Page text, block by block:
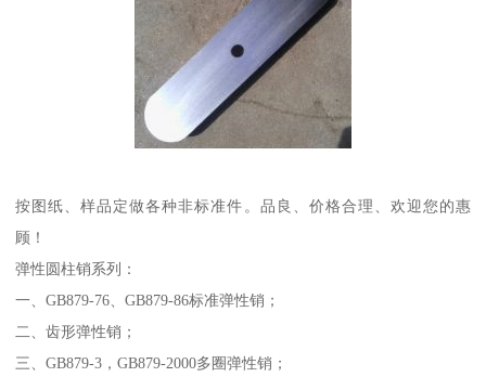
按图纸、样品定做各种非标准件。品良、价格合理、欢迎您的惠
顾！
弹性圆柱销系列：
一、GB879-76、GB879-86标准弹性销；
二、齿形弹性销；
三、GB879-3，GB879-2000多圈弹性销；